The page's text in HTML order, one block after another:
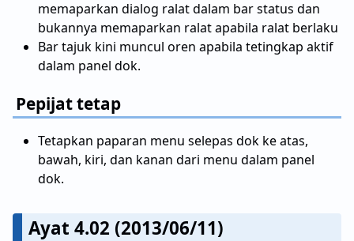
memaparkan dialog ralat dalam bar status dan
bukannya memaparkan ralat apabila ralat berlaku
Bar tajuk kini muncul oren apabila tetingkap aktif
dalam panel dok.
Pepijat tetap
Tetapkan paparan menu selepas dok ke atas,
bawah, kiri, dan kanan dari menu dalam panel
dok.
Ayat 4.02 (2013/06/11)